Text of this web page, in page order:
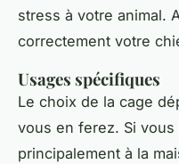
stress à votre animal.
correctement votre
Usages spécifiques
Le choix de la cage
vous en ferez. Si vous
principalement à la